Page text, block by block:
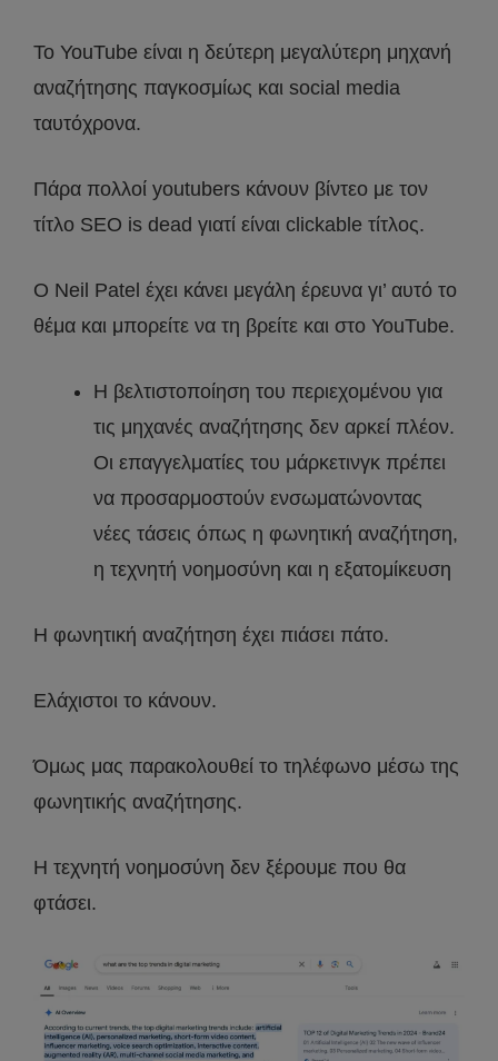
Το YouTube είναι η δεύτερη μεγαλύτερη μηχανή
αναζήτησης παγκοσμίως και social media
ταυτόχρονα.
Πάρα πολλοί youtubers κάνουν βίντεο με τον
τίτλο SEO is dead γιατί είναι clickable τίτλος.
Ο Neil Patel έχει κάνει μεγάλη έρευνα γι’ αυτό το
θέμα και μπορείτε να τη βρείτε και στο YouTube.
Η βελτιστοποίηση του περιεχομένου για
τις μηχανές αναζήτησης δεν αρκεί πλέον.
Οι επαγγελματίες του μάρκετινγκ πρέπει
να προσαρμοστούν ενσωματώνοντας
νέες τάσεις όπως η φωνητική αναζήτηση,
η τεχνητή νοημοσύνη και η εξατομίκευση
Η φωνητική αναζήτηση έχει πιάσει πάτο.
Ελάχιστοι το κάνουν.
Όμως μας παρακολουθεί το τηλέφωνο μέσω της
φωνητικής αναζήτησης.
Η τεχνητή νοημοσύνη δεν ξέρουμε που θα
φτάσει.